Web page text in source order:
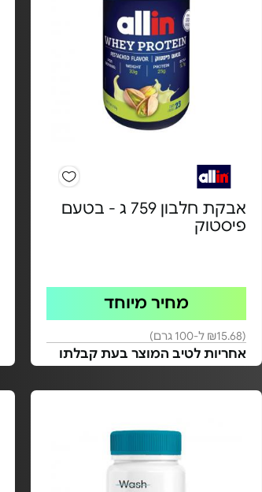
אבקת חלבון 759 ג - בטעם
פיסטוק
מחיר מיוחד
(₪15.68 ל-100 גרם)
אחריות לטיב המוצר בעת קבלתו